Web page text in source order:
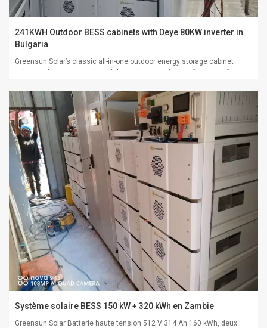
241KWH Outdoor BESS cabinets with Deye 80KW inverter in
Bulgaria
Greensun Solar’s classic all-in-one outdoor energy storage cabinet
solution, the GCB-E240, has delivered outstanding performance for our
boasts a battery capacity of 241 kWh and is equipped with a Deye 80kW
hybrid inverter.
Système solaire BESS 150 kW + 320 kWh en Zambie
Greensun Solar Batterie haute tension 512 V 314 Ah 160 kWh, deux